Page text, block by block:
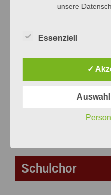
Jazz-Combo
Männerchor
Schulchor
unsere
Essenziell
✓